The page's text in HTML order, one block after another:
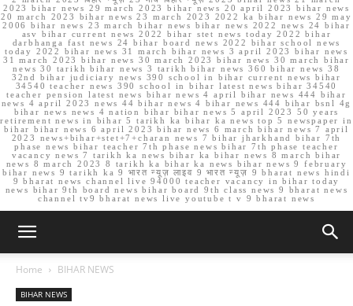
2023 bihar news 29 march 2023 bihar news 20 april 2023 bihar news
20 march 2023 bihar news 23 march 2023 2022 ka bihar news 29 may
2006 bihar news 23 march bihar news bihar news 2022 news 24 bihar
asv bihar current news 2022 bihar stet news today 2022 bihar
darbhanga fast news 24 bihar board news 2022 bihar school news
today 2022 bihar news 31 march bihar news 3 april 2023 bihar news
31 march 2023 bihar news 30 march 2023 bihar news 30 march bihar
news 30 tarikh bihar news 3 tarikh bihar news 360 bihar news 38
32nd bihar judiciary news 390 school in bihar current news bihar
34540 teacher news 390 school in bihar latest news bihar 34540
teacher pension latest news bihar news 4 april bihar news 444 bihar
news 4 april 2023 news 44 bihar news 4 bihar news 444 bihar bsnl 4g
bihar news news 4 nation bihar bihar news 5 april 2023 50 years
retirement news in bihar 5 tarikh ka bihar ka news top 5 newspaper in
bihar bihar news 6 april 2023 bihar news 6 march bihar news 7 april
2023 news+bihar+stet+7+charan news 7 bihar jharkhand bihar 7th
phase news bihar teacher 7th phase news bihar 7th phase teacher
vacancy news 7 tarikh ka news bihar ka bihar news 8 march bihar
news 8 march 2023 8 tarikh ka bihar ka news bihar news 9 february
bihar news 9 tarikh ka 9 भारत न्यूज़ लाइव 9 भारत न्यूज़ 9 bharat news hindi
9 bharat news channel live 94000 teacher vacancy in bihar today
news bihar 9th board news bihar board 9th class news 9 bharat news
channel tv9 bharat news live youtube t v 9 bharat news
Home BIHAR NEWS
BIHAR NEWS